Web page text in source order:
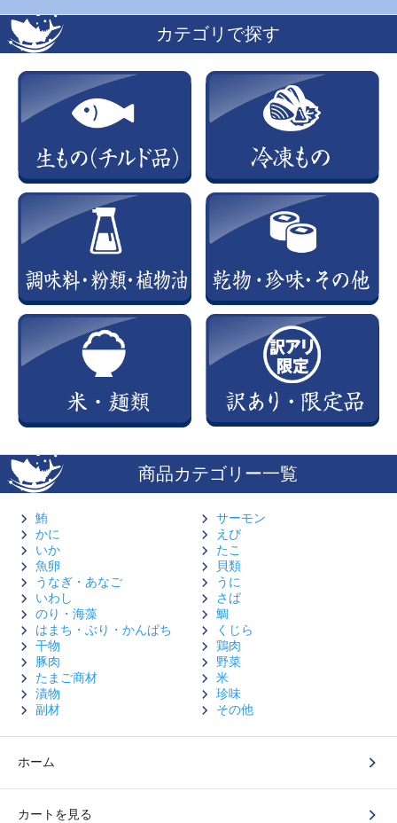
カテゴリで探す
商品カテゴリー一覧
鮪
サーモン
かに
えび
いか
たこ
魚卵
貝類
うなぎ・あなご
うに
いわし
さば
のり・海藻
鯛
はまち・ぶり・かんぱち
くじら
干物
鶏肉
豚肉
野菜
たまご商材
米
漬物
珍味
副材
その他
ホーム
カートを見る